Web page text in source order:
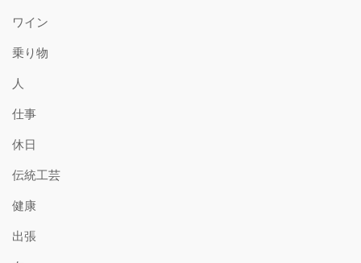
ワイン
乗り物
人
仕事
休日
伝統工芸
健康
出張